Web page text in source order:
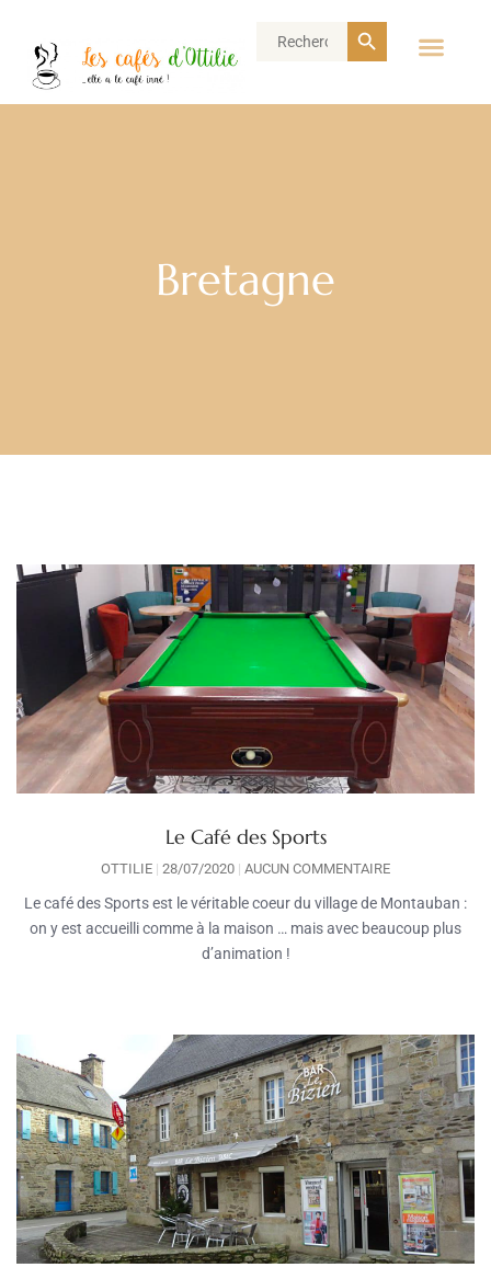
Search
Search Button
Bretagne
Le Café des Sports
OTTILIE 28/07/2020 AUCUN COMMENTAIRE
Le café des Sports est le véritable coeur du village de Montauban :
on y est accueilli comme à la maison … mais avec beaucoup plus
d’animation !